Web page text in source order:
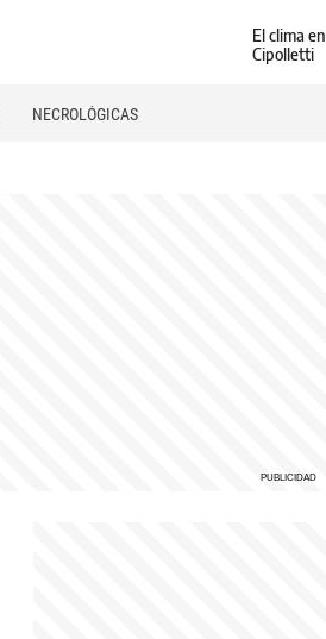
El clima en
Cipolletti
NECROLÓGICAS